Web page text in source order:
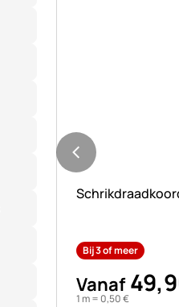
Bij 3 of meer
Vanaf 49,
1 m = 0,50€